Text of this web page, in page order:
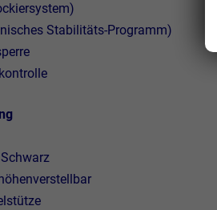
Stabilitäts-Programm)